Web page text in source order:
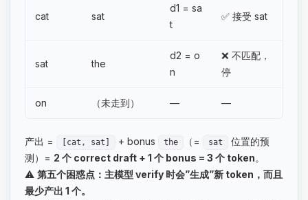
cat sat
d1 = sa
t
✅ 接受 sat
sat the
d2 = o
n
❌ 不匹配，
停
on （未走到） — —
产出 = [cat, sat] + bonus the （= sat
位置的预
测）= 2 个 correct draft + 1 个 bonus = 3 个 token。
⚠️ 第五个困惑点：主模型 verify 时会”生成”新 token，而且
最少产出 1 个。